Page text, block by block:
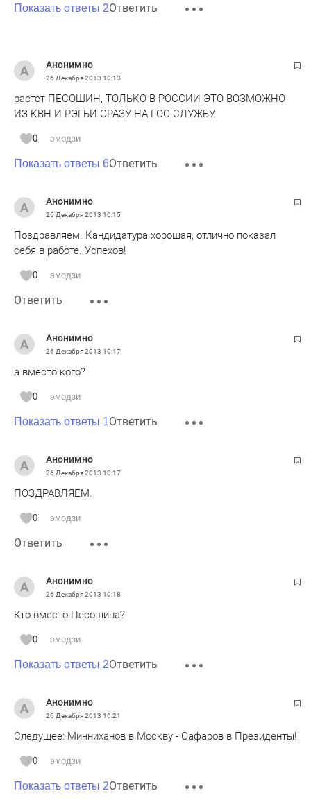
Показать ответы 2Ответить
Анонимно
26 Декабря 2013 10:13
растет ПЕСОШИН, ТОЛЬКО В РОССИИ ЭТО ВОЗМОЖНО
ИЗ КВН И РЭГБИ СРАЗУ НА ГОС.СЛУЖБУ.
0 эмодзи
Показать ответы 6Ответить
Анонимно
26 Декабря 2013 10:15
Поздравляем. Кандидатура хорошая, отлично показал
себя в работе. Успехов!
0 эмодзи
Ответить
Анонимно
26 Декабря 2013 10:17
а вместо кого?
0 эмодзи
Показать ответы 1Ответить
Анонимно
26 Декабря 2013 10:17
ПОЗДРАВЛЯЕМ.
0 эмодзи
Ответить
Анонимно
26 Декабря 2013 10:18
Кто вместо Песошина?
0 эмодзи
Показать ответы 2Ответить
Анонимно
26 Декабря 2013 10:21
Следущее: Минниханов в Москву - Сафаров в Президенты!
0 эмодзи
Показать ответы 2Ответить